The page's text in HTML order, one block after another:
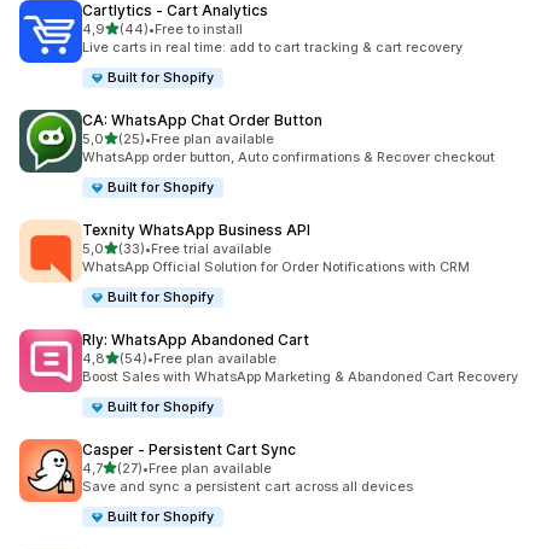
Cartlytics ‑ Cart Analytics
4,9na 5 gwiazdek
(44)
Łączna liczba recenzji: 44
•Free to install
Live carts in real time: add to cart tracking & cart recovery
Built for Shopify
CA: WhatsApp Chat Order Button
5,0na 5 gwiazdek
(25)
Łączna liczba recenzji: 25
•Free plan available
WhatsApp order button, Auto confirmations & Recover checkout
Built for Shopify
Texnity WhatsApp Business API
5,0na 5 gwiazdek
(33)
Łączna liczba recenzji: 33
•Free trial available
WhatsApp Official Solution for Order Notifications with CRM
Built for Shopify
Rly: WhatsApp Abandoned Cart
4,8na 5 gwiazdek
(54)
Łączna liczba recenzji: 54
•Free plan available
Boost Sales with WhatsApp Marketing & Abandoned Cart Recovery
Built for Shopify
Casper ‑ Persistent Cart Sync
4,7na 5 gwiazdek
(27)
Łączna liczba recenzji: 27
•Free plan available
Save and sync a persistent cart across all devices
Built for Shopify